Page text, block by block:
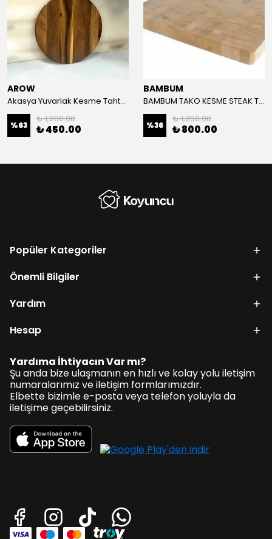
AROW
Akasya Yuvarlak Kesme Tahtası 25 Cm
%63
₺ 1,200.00
₺ 450.00
BAMBUM
BAMBUM TAKO KESME STEAK TAHTASI
%36
₺ 1,250.00
₺ 800.00
Popüler Kategoriler
Önemli Bilgiler
Yardım
Hesap
Yardıma İhtiyacın Var mı?
Şu anda bize ulaşmanın en hızlı ve kolay yolu iletişim
numaralarımız ve iletişim formlarımızdır.
Elbette bizimle e-posta veya telefon yoluyla da
iletişime geçebilirsiniz.